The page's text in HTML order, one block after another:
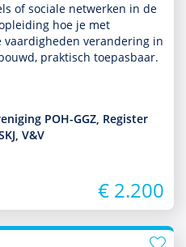
of sociale netwerken in de
hoe je met
vaar­dig­heden veran­de­ring in
prak­tisch toepasbaar.
POH-GGZ, Register
V&V
€ 2.200